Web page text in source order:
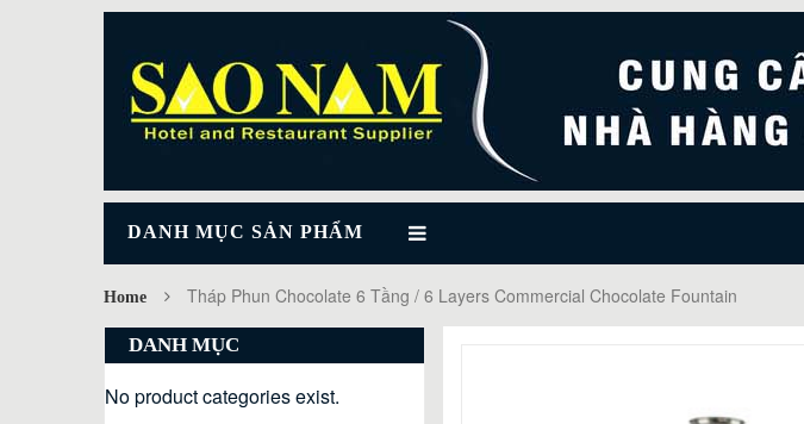
DANH MỤC SẢN PHẨM
Home Tháp Phun Chocolate 6 Tầng / 6 Layers Commercial Chocolate Fountain
DANH MỤC
No product categories exist.